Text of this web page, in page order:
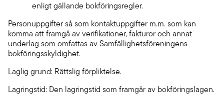
enligt gällande bokföringsregler.
Personuppgifter så som kontaktuppgifter m.m. som kan
komma att framgå av verifikationer, fakturor och annat
underlag som omfattas av Samfällighetsföreningens
bokföringsskyldighet.
Laglig grund: Rättslig förpliktelse.
Lagringstid: Den lagringstid som framgår av bokföringslagen.